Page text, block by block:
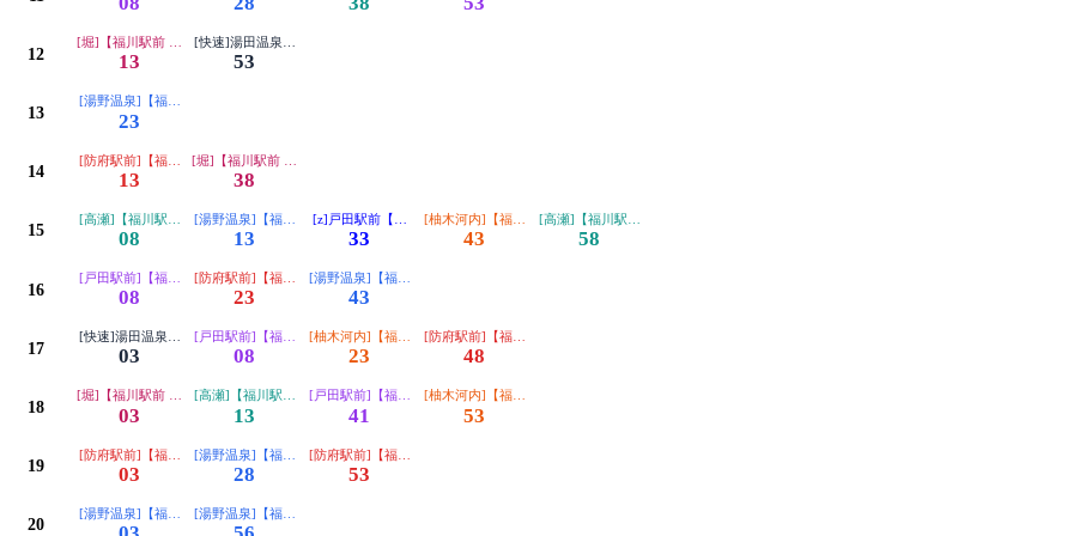
12
[堀]【福川駅前 湯野温泉経由】
13
[快速]湯田温泉【防府駅前経由】
53
13
[湯野温泉]【福川駅前経由】
23
14
[防府駅前]【福川駅前 富海経由】
13
[堀]【福川駅前 湯野温泉経由】
38
15
[高瀬]【福川駅前（矢地峠）経由】
08
[湯野温泉]【福川駅前経由】
13
[z]戸田駅前【福川駅前経由】
33
[柚木河内]【福川駅前 湯野温泉経由】
43
[高瀬]【福川駅前（矢地峠）経由】
58
16
[戸田駅前]【福川駅前経由】
08
[防府駅前]【福川駅前 富海経由】
23
[湯野温泉]【福川駅前経由】
43
17
[快速]湯田温泉【防府駅前経由】
03
[戸田駅前]【福川駅前経由】
08
[柚木河内]【福川駅前 湯野温泉経由】
23
[防府駅前]【福川駅前 富海経由】
48
18
[堀]【福川駅前 湯野温泉経由】
03
[高瀬]【福川駅前（矢地峠）経由】
13
[戸田駅前]【福川駅前経由】
41
[柚木河内]【福川駅前 湯野温泉経由】
53
19
[防府駅前]【福川駅前 富海経由】
03
[湯野温泉]【福川駅前経由】
28
[防府駅前]【福川駅前 富海経由】
53
20
[湯野温泉]【福川駅前経由】[湯野温泉]【福川駅前経由】